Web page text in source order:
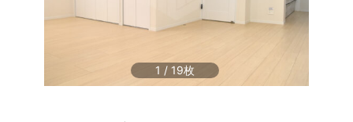
1 / 19